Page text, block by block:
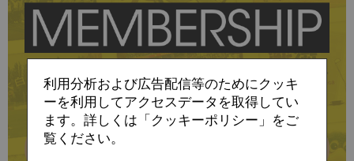
お読みいただけます
利用分析および広告配信等のためにクッキ
ーを利用してアクセスデータを取得してい
ます。詳しくは「クッキーポリシー」をご
覧ください。